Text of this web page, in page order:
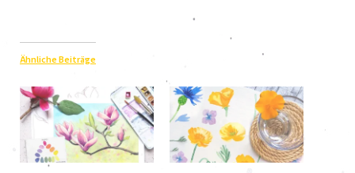
Ähnliche Beiträge